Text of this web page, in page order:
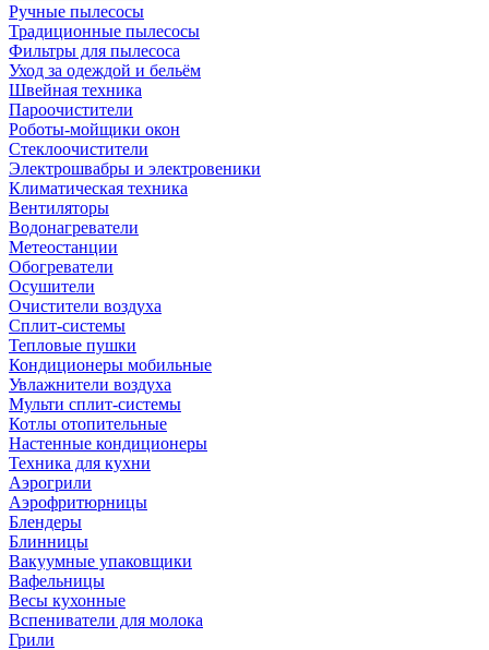
Ручные пылесосы
Традиционные пылесосы
Фильтры для пылесоса
Уход за одеждой и бельём
Швейная техника
Пароочистители
Роботы-мойщики окон
Стеклоочистители
Электрошвабры и электровеники
Климатическая техника
Вентиляторы
Водонагреватели
Метеостанции
Обогреватели
Осушители
Очистители воздуха
Сплит-системы
Тепловые пушки
Кондиционеры мобильные
Увлажнители воздуха
Мульти сплит-системы
Котлы отопительные
Настенные кондиционеры
Техника для кухни
Аэрогрили
Аэрофритюрницы
Блендеры
Блинницы
Вакуумные упаковщики
Вафельницы
Весы кухонные
Вспениватели для молока
Грили